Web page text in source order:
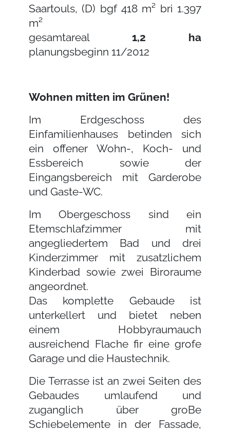
Saartouls, (D) bgf 418 m² bri 1.397
m²
gesamtareal 1,2 ha
planungsbeginn 11/2012
Wohnen mitten im Grünen!
Im Erdgeschoss des
Einfamilienhauses betinden sich
ein offener Wohn-, Koch- und
Essbereich sowie der
Eingangsbereich mit Garderobe
und Gaste-WC.
Im Obergeschoss sind ein
Etemschlafzimmer mit
angegliedertem Bad und drei
Kinderzimmer mit zusatzlichem
Kinderbad sowie zwei Biroraume
angeordnet.
Das komplette Gebaude ist
unterkellert und bietet neben
einem Hobbyraumauch
ausreichend Flache fir eine grofe
Garage und die Haustechnik.
Die Terrasse ist an zwei Seiten des
Gebaudes umlaufend und
zuganglich über groBe
Schiebelemente in der Fassade,